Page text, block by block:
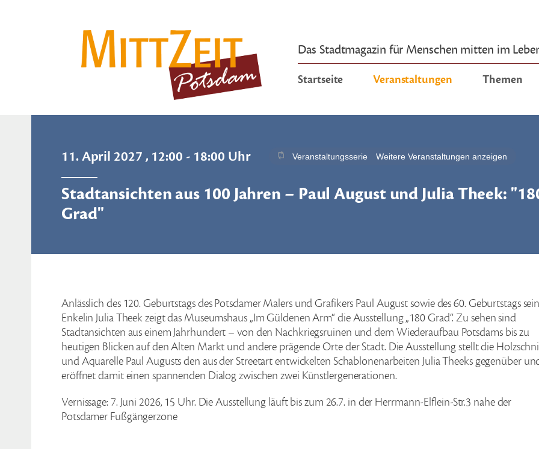
Das Stadtmagazin für Menschen mitten im
Startseite Veranstaltungen Themen
11. April 2027 , 12:00 - 18:00 Uhr Veranstaltungsserie Weitere Veranstaltungen anzeigen
Stadtansichten aus 100 Jahren – Paul August und Julia Theek:
Grad"
Anlässlich des 120. Geburtstags des Potsdamer Malers und Grafikers Paul August sowie des 60. Geburtstags
Enkelin Julia Theek zeigt das Museumshaus „Im Güldenen Arm“ die Ausstellung „180 Grad“. Zu sehen sind
Stadtansichten aus einem Jahrhundert – von den Nachkriegsruinen und dem Wiederaufbau Potsdams bis zu
heutigen Blicken auf den Alten Markt und andere prägende Orte der Stadt. Die Ausstellung stellt die
und Aquarelle Paul Augusts den aus der Streetart entwickelten Schablonenarbeiten Julia Theeks gegenüber
eröffnet damit einen spannenden Dialog zwischen zwei Künstlergenerationen.
Vernissage: 7. Juni 2026, 15 Uhr. Die Ausstellung läuft bis zum 26.7. in der Herrmann-Elflein-Str.3 nahe der
Potsdamer Fußgängerzone